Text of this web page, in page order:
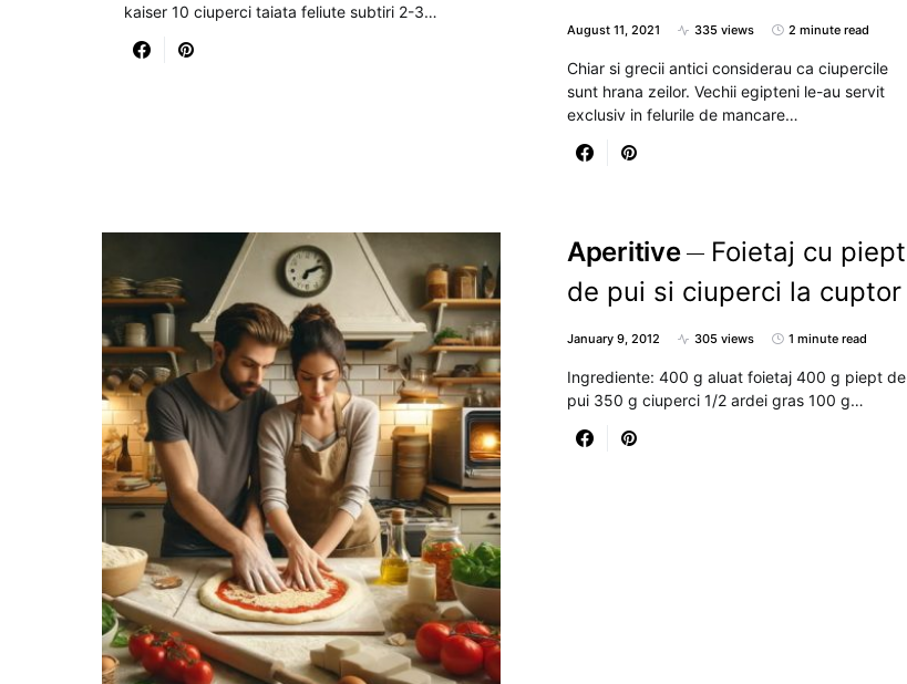
kaiser 10 ciuperci taiata feliute subtiri 2-3…
August 11, 2021 335 views 2 minute read
Chiar si grecii antici considerau ca ciupercile
sunt hrana zeilor. Vechii egipteni le-au servit
exclusiv in felurile de mancare…
Aperitive
Foietaj cu piept
de pui si ciuperci la cuptor
January 9, 2012 305 views 1 minute read
Ingrediente: 400 g aluat foietaj 400 g piept de
pui 350 g ciuperci 1/2 ardei gras 100 g…